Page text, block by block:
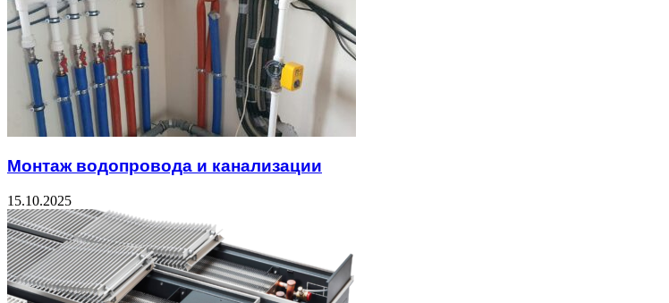
Монтаж водопровода и канализации
15.10.2025